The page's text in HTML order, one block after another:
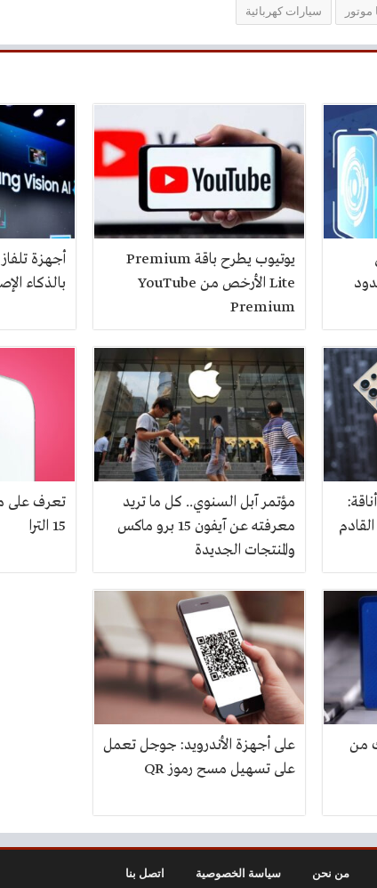
موتور سيارات كهربائية
يوتيوب يطرح باقة Premium
Lite الأرخص من YouTube
Premium
أجهزة
بالذكاء
مؤتمر آبل السنوي.. كل ما تريد
معرفته عن آيفون 15 برو ماكس
والمنتجات الجديدة
تعرف على
15 الترا
من
على أجهزة الأندرويد: جوجل تعمل
على تسهيل مسح رموز QR
من نحن سياسة الخصوصية اتصل بنا